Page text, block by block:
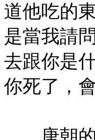
道他吃的
是當我請
去跟你是
你死了，